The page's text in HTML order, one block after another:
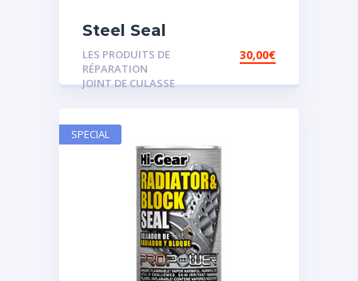
Steel Seal
LES PRODUITS DE
RÉPARATION
JOINT DE CULASSE
30,00€
SPECIAL